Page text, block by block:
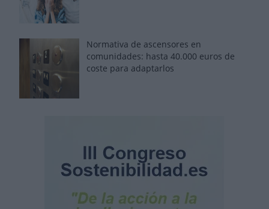
Normativa de ascensores en
comunidades: hasta 40.000 euros de
coste para adaptarlos